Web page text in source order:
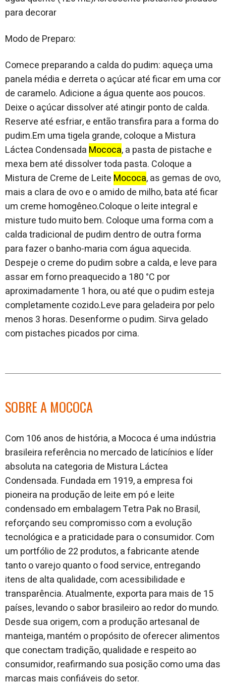
para decorar
Modo de Preparo:
Comece preparando a calda do pudim: aqueça uma
panela média e derreta o açúcar até ficar em uma cor
de caramelo. Adicione a água quente aos poucos.
Deixe o açúcar dissolver até atingir ponto de calda.
Reserve até esfriar, e então transfira para a forma do
pudim.Em uma tigela grande, coloque a Mistura
Láctea Condensada Mococa, a pasta de pistache e
mexa bem até dissolver toda pasta. Coloque a
Mistura de Creme de Leite Mococa, as gemas de ovo,
mais a clara de ovo e o amido de milho, bata até ficar
um creme homogêneo.Coloque o leite integral e
misture tudo muito bem. Coloque uma forma com a
calda tradicional de pudim dentro de outra forma
para fazer o banho-maria com água aquecida.
Despeje o creme do pudim sobre a calda, e leve para
assar em forno preaquecido a 180 °C por
aproximadamente 1 hora, ou até que o pudim esteja
completamente cozido.Leve para geladeira por pelo
menos 3 horas. Desenforme o pudim. Sirva gelado
com pistaches picados por cima.
SOBRE A MOCOCA
Com 106 anos de história, a Mococa é uma indústria
brasileira referência no mercado de laticínios e líder
absoluta na categoria de Mistura Láctea
Condensada. Fundada em 1919, a empresa foi
pioneira na produção de leite em pó e leite
condensado em embalagem Tetra Pak no Brasil,
reforçando seu compromisso com a evolução
tecnológica e a praticidade para o consumidor. Com
um portfólio de 22 produtos, a fabricante atende
tanto o varejo quanto o food service, entregando
itens de alta qualidade, com acessibilidade e
transparência. Atualmente, exporta para mais de 15
países, levando o sabor brasileiro ao redor do mundo.
Desde sua origem, com a produção artesanal de
manteiga, mantém o propósito de oferecer alimentos
que conectam tradição, qualidade e respeito ao
consumidor, reafirmando sua posição como uma das
marcas mais confiáveis do setor.